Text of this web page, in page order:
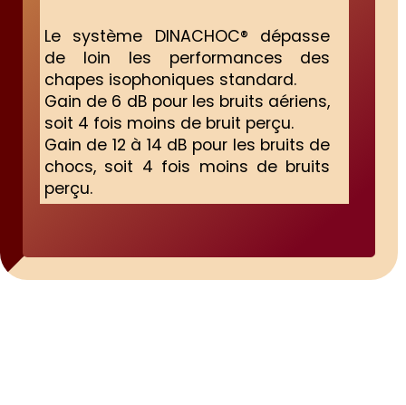
Le système DINACHOC® dépasse
de loin les performances des
chapes isophoniques standard.
Gain de 6 dB pour les bruits aériens,
soit 4 fois moins de bruit perçu.
Gain de 12 à 14 dB pour les bruits de
chocs, soit 4 fois moins de bruits
perçu.